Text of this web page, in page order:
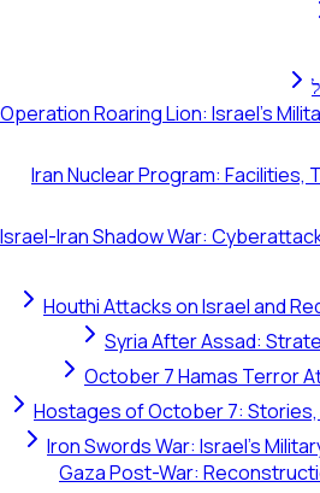
Operation Roaring Lion: Israel's
Iran Nuclear Program:
Israel-Iran Shadow War:
Houthi Attacks on Israel and
Syria After Assad:
October 7 Hamas Terror
Hostages of October 7:
Iron Swords War: Israel's
Gaza Post-War: